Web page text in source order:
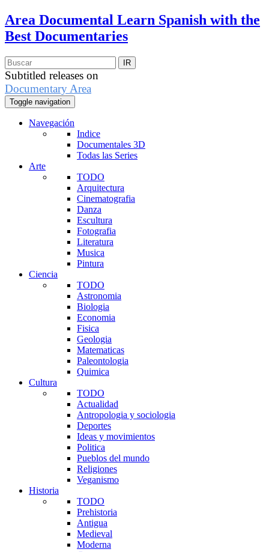
Area Documental Learn Spanish with the
Best Documentaries
Subtitled releases on
Documentary Area
Toggle navigation
Navegación
Indice
Documentales 3D
Todas las Series
Arte
TODO
Arquitectura
Cinematografia
Danza
Escultura
Fotografia
Literatura
Musica
Pintura
Ciencia
TODO
Astronomia
Biologia
Economia
Fisica
Geologia
Matematicas
Paleontologia
Quimica
Cultura
TODO
Actualidad
Antropologia y sociologia
Deportes
Ideas y movimientos
Politica
Pueblos del mundo
Religiones
Veganismo
Historia
TODO
Prehistoria
Antigua
Medieval
Moderna